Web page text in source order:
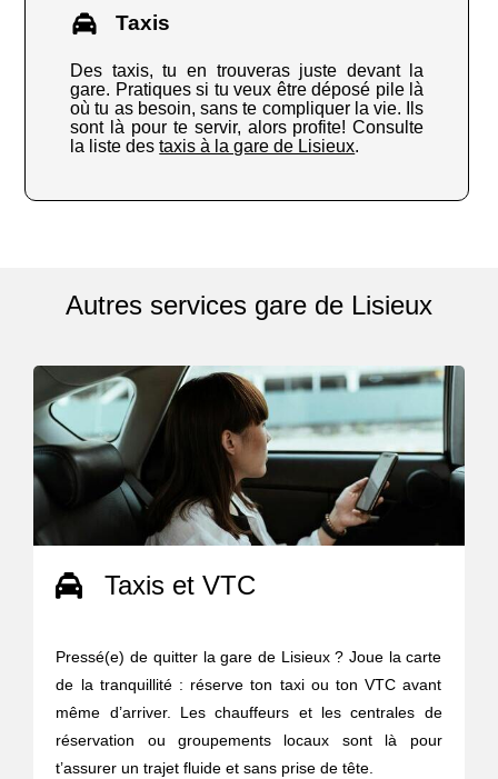
Taxis
Des taxis, tu en trouveras juste devant la
gare. Pratiques si tu veux être déposé pile là
où tu as besoin, sans te compliquer la vie. Ils
sont là pour te servir, alors profite! Consulte
la liste destaxis à la gare de Lisieux.
Autres services gare de Lisieux
Taxis et VTC
Pressé(e) de quitter la gare de Lisieux ? Joue la carte
de la tranquillité : réserve ton taxi ou ton VTC avant
même d’arriver. Les chauffeurs et les centrales de
réservation ou groupements locaux sont là pour
t’assurer un trajet fluide et sans prise de tête.